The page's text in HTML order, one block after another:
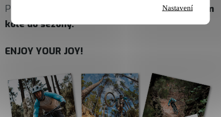
Nastavení
Přijďte si tedy a vyjeďte nanovém
kole do sezóny.
ENJOY YOUR JOY!